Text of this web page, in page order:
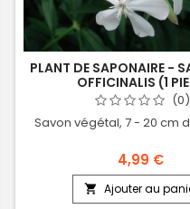
PLANT DE SAPONAIRE -
OFFICINALIS (1
(0)
Savon végétal, 7 - 20 cm
4,99 €
 Ajouter au